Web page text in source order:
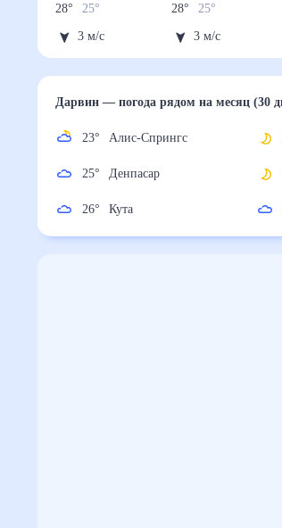
28° 25
3 м/с
28° 25
3 м/с
Дарвин— погода рядомна
23° Алис-Спрингс
25° Денпасар
26° Кута